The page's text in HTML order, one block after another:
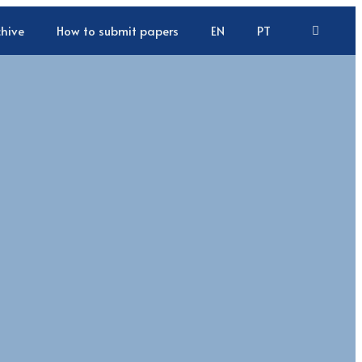
How to submit papers EN PT